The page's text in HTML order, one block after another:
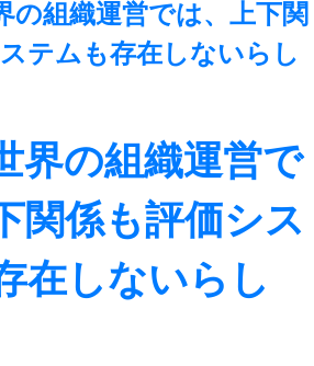
界の組織運営で
関係も評価シス
在しないらし